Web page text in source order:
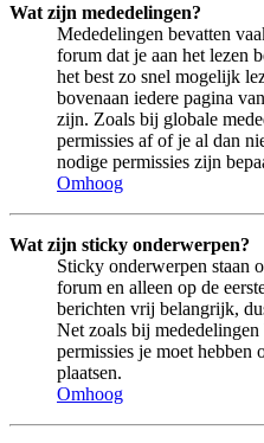
Wat zijn mededelingen?
Mededelingen bevatten
forum dat je aan het lezen
het best zo snel mogelijk
bovenaan iedere pagina
zijn. Zoals bij globale
permissies af of je al dan
nodige permissies zijn
Omhoog
Wat zijn sticky onderwerpen?
Sticky onderwerpen staan
forum en alleen op de
berichten vrij belangrijk,
Net zoals bij
permissies je moet hebben
plaatsen.
Omhoog